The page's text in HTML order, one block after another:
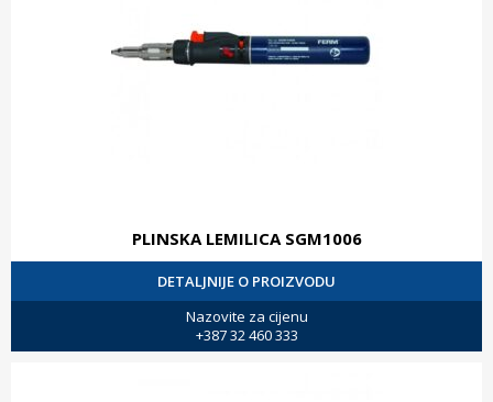
PLINSKA LEMILICA SGM1006
DETALJNIJE O PROIZVODU
Nazovite za cijenu
+387 32 460 333